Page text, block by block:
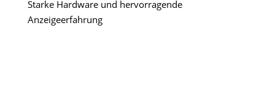
Starke Hardware und hervorragende
Anzeigeerfahrung